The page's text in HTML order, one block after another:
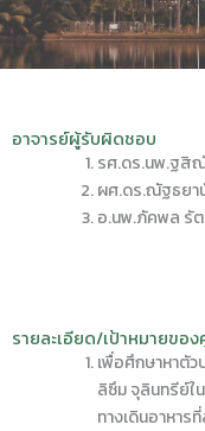
อาจารย์ผู้รับผิดชอบ
รศ.ดร.นพ.ฐสิ
ผศ.ดร.ณัฐธยา
อ.นพ.ภัคพล รั
รายละเอียด/เป้าหมายขอ
เพื่อศึกษาหาตั
ลิซึม จุลินทรีย์ใ
ทางเดินอาหาร